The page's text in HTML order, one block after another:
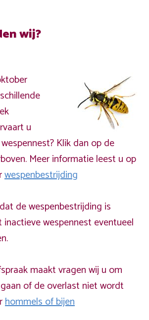
wij?
u
Klik dan op de
Meer informatie leest u op
wespenbestrijding
de wespenbestrijding is
wespennest eventueel
maakt vragen wij u om
of de overlast niet wordt
hommels of bijen